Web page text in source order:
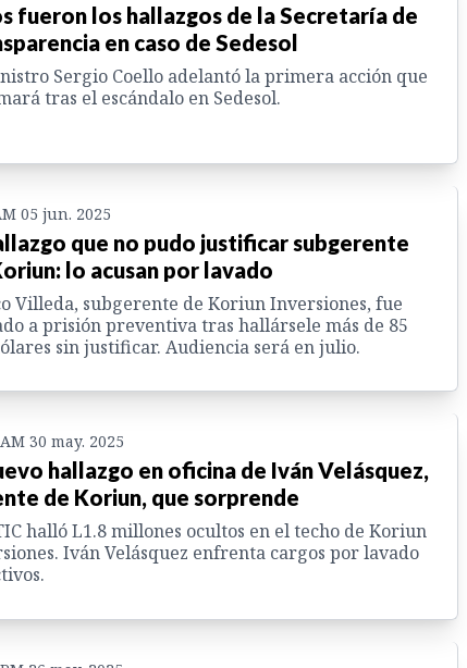
fueron los hallazgos de la Secretaría de
en caso de Sedesol
Sergio Coello adelantó la primera acción que
tras el escándalo en Sedesol.
05 jun. 2025
que no pudo justificar subgerente
lo acusan por lavado
Villeda, subgerente de Koriun Inversiones, fue
a prisión preventiva tras hallársele más de 85
sin justificar. Audiencia será en julio.
30 may. 2025
hallazgo en oficina de Iván Velásquez,
de Koriun, que sorprende
halló L1.8 millones ocultos en el techo de Koriun
Iván Velásquez enfrenta cargos por lavado